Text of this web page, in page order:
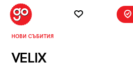
НОВИ СЪБИТИЯ
VELIX